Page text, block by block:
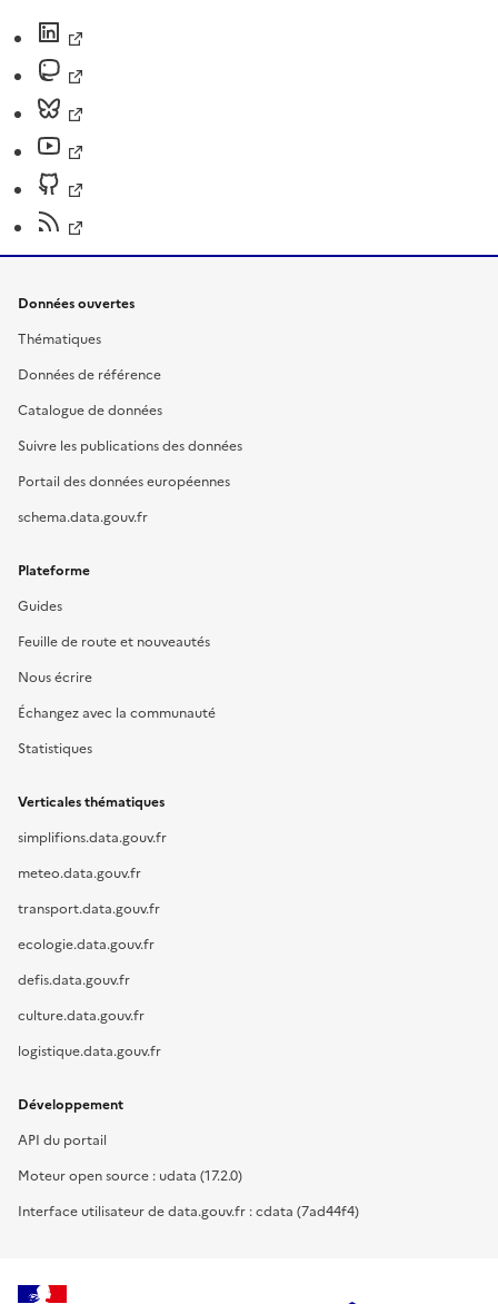
Données ouvertes
Thématiques
Données de référence
Catalogue de données
Suivre les publications des données
Portail des données européennes
schema.data.gouv.fr
Plateforme
Guides
Feuille de route et nouveautés
Nous écrire
Échangez avec la communauté
Statistiques
Verticales thématiques
simplifions.data.gouv.fr
meteo.data.gouv.fr
transport.data.gouv.fr
ecologie.data.gouv.fr
defis.data.gouv.fr
culture.data.gouv.fr
logistique.data.gouv.fr
Développement
API du portail
Moteur open source : udata (17.2.0)
Interface utilisateur de data.gouv.fr : cdata (7ad44f4)